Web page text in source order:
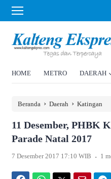
HOME METRO DAERAH
Beranda › Daerah › Katingan
11 Desember, PHBK
Parade Natal 2017
7 Desember 2017 17:10 WIB . 1